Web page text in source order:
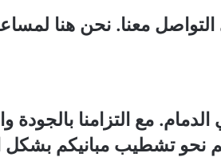
معنا. نحن هنا
مع التزامنا بالجودة
نحو تشطيب مبانيكم